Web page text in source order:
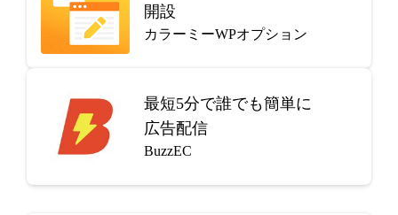
開設
カラーミーWPオプション
最短5分で誰でも簡単に
広告配信
BuzzEC